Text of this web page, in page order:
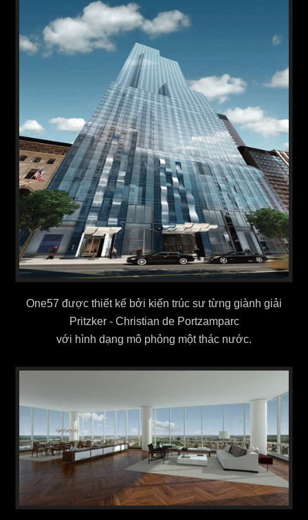
One57 được thiết kế bởi kiến trúc sư từng giành giải
Pritzker - Christian de Portzamparc
với hình dạng mô phỏng một thác nước.